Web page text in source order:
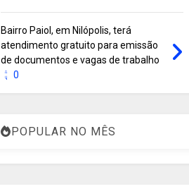
Bairro Paiol, em Nilópolis, terá
atendimento gratuito para emissão
de documentos e vagas de trabalho
0
POPULAR NO MÊS